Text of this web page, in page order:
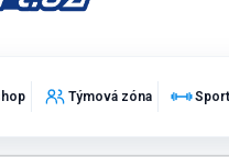
Týmová zóna